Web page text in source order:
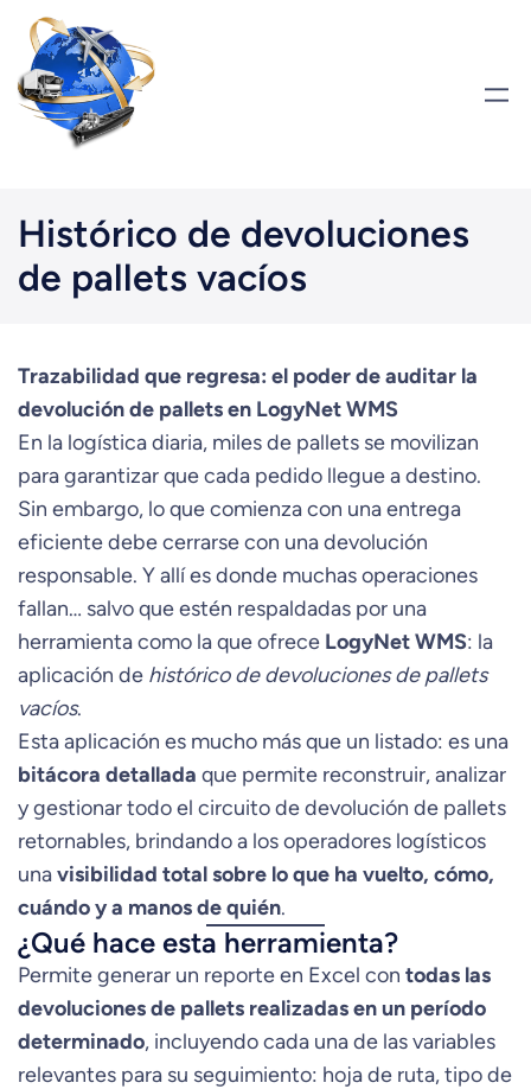
Saltar
contenido
Histórico de devoluciones
de pallets vacíos
Trazabilidad que regresa: el poder de auditar la
devolución de pallets en LogyNet WMS
En la logística diaria, miles de pallets se movilizan
para garantizar que cada pedido llegue a destino.
Sin embargo, lo que comienza con una entrega
eficiente debe cerrarse con una devolución
responsable. Y allí es donde muchas operaciones
fallan… salvo que estén respaldadas por una
herramienta como la que ofrece LogyNet WMS: la
aplicación de histórico de devoluciones de pallets
vacíos.
Esta aplicación es mucho más que un listado: es una
bitácora detallada que permite reconstruir, analizar
y gestionar todo el circuito de devolución de pallets
retornables, brindando a los operadores logísticos
unavisibilidad total sobre lo que ha vuelto, cómo,
cuándo y a manos de quién.
¿Qué hace esta herramienta?
Permite generar un reporte en Excel con todas las
devoluciones de pallets realizadas en un período
determinado, incluyendo cada una de las variables
relevantes para su seguimiento: hoja de ruta, tipo de